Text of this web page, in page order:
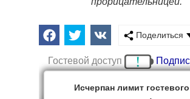
Поделиться
Гостевой доступ
Исчерпан лимит гостевого